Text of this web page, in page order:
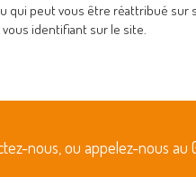
qui peut vous être réattribué sur
identifiant sur le site.
nous, ou appelez-nous au